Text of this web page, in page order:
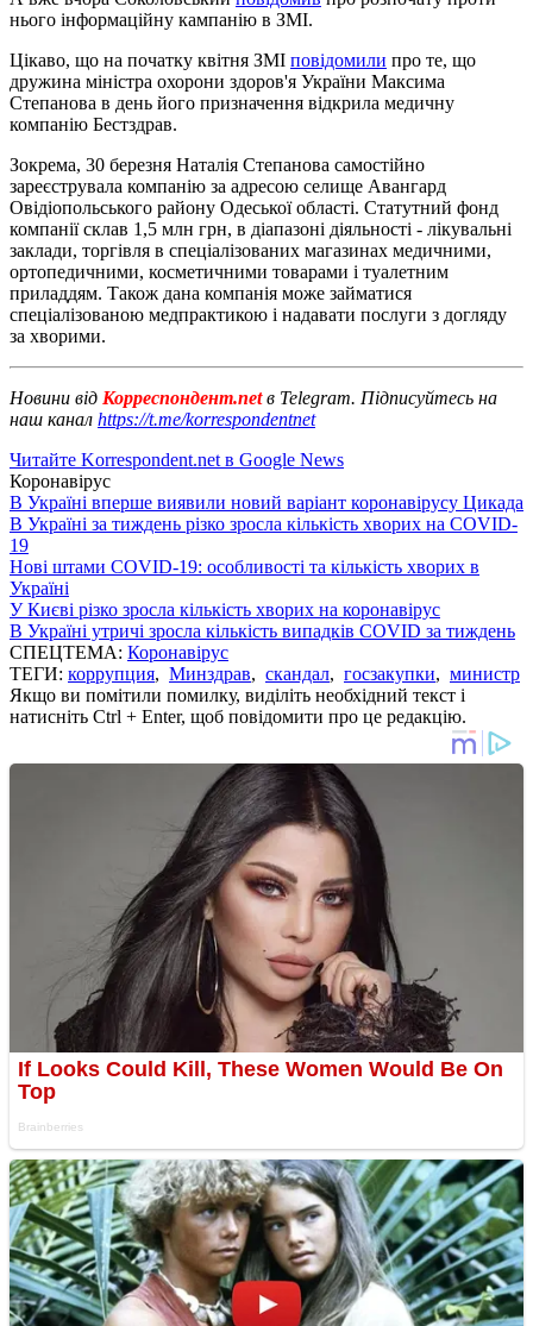
нього інформаційну кампанію в ЗМІ.
Цікаво, що на початку квітня ЗМІ повідомили про те, що
дружина міністра охорони здоров'я України Максима
Степанова в день його призначення відкрила медичну
компанію Бестздрав.
Зокрема, 30 березня Наталія Степанова самостійно
зареєструвала компанію за адресою селище Авангард
Овідіопольського району Одеської області. Статутний фонд
компанії склав 1,5 млн грн, в діапазоні діяльності - лікувальні
заклади, торгівля в спеціалізованих магазинах медичними,
ортопедичними, косметичними товарами і туалетним
приладдям. Також дана компанія може займатися
спеціалізованою медпрактикою і надавати послуги з догляду
за хворими.
Новини від Корреспондент.netв Telegram. Підписуйтесь на
наш канал https://t.me/korrespondentnet
Читайте Korrespondent.net в Google News
Коронавірус
В Україні вперше виявили новий варіант коронавірусу Цикада
В Україні за тиждень різко зросла кількість хворих на COVID-
19
Нові штами COVID-19: особливості та кількість хворих в
Україні
У Києві різко зросла кількість хворих на коронавірус
В Україні утричі зросла кількість випадків COVID за тиждень
СПЕЦТЕМА: Коронавірус
ТЕГИ: коррупция, Минздрав, скандал, госзакупки, министр
Якщо ви помітили помилку, виділіть необхідний текст і
натисніть Ctrl + Enter, щоб повідомити про це редакцію.